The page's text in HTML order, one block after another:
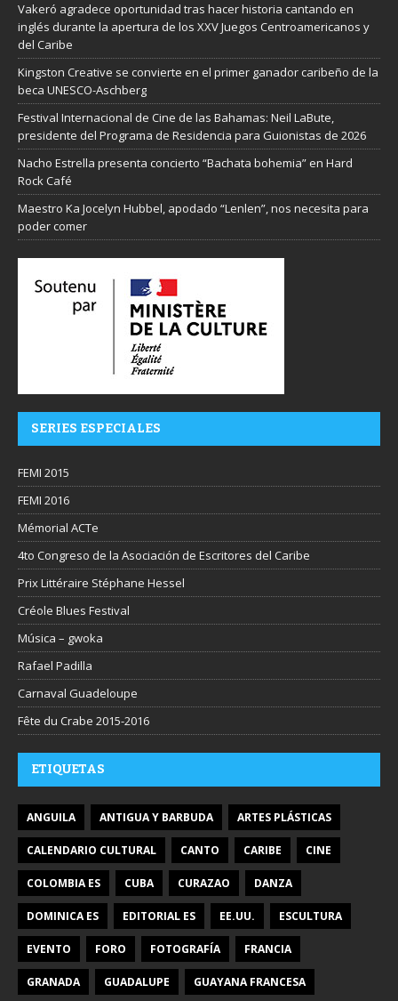
Vakeró agradece oportunidad tras hacer historia cantando en
inglés durante la apertura de los XXV Juegos Centroamericanos y
del Caribe
Kingston Creative se convierte en el primer ganador caribeño de la
beca UNESCO-Aschberg
Festival Internacional de Cine de las Bahamas: Neil LaBute,
presidente del Programa de Residencia para Guionistas de 2026
Nacho Estrella presenta concierto “Bachata bohemia” en Hard
Rock Café
Maestro Ka Jocelyn Hubbel, apodado “Lenlen”, nos necesita para
poder comer
SERIES ESPECIALES
FEMI 2015
FEMI 2016
Mémorial ACTe
4to Congreso de la Asociación de Escritores del Caribe
Prix Littéraire Stéphane Hessel
Créole Blues Festival
Música – gwoka
Rafael Padilla
Carnaval Guadeloupe
Fête du Crabe 2015-2016
ETIQUETAS
ANGUILA ANTIGUA Y BARBUDA ARTES PLÁSTICAS
CALENDARIO CULTURAL CANTO CARIBE CINE
COLOMBIA ES CUBA CURAZAO DANZA
DOMINICA ES EDITORIAL ES EE.UU. ESCULTURA
EVENTO FORO FOTOGRAFÍA FRANCIA
GRANADA GUADALUPE GUAYANA FRANCESA